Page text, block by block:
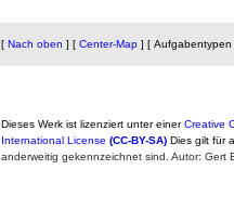
[ Nach oben ] [ Center-Map ] [ Aufgabentypen
Dieses Werk ist lizenziert unter einerCreative
International License (CC-BY-SA) Dies gilt für
anderweitig gekennzeichnet sind. Autor: Gert